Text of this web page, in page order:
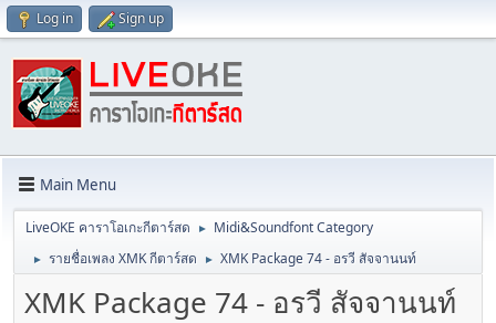
Log in Sign up
Main Menu
LiveOKE คาราโอเกะกีตาร์สด ► Midi&Soundfont Category
► รายชื่อเพลง XMK กีตาร์สด ► XMK Package 74 - อรวี สัจจานนท์
XMK Package 74 - อรวี สัจจานนท์